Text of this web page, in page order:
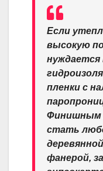
Если
высокую
нуждается
пленки с
Финишным
стать
фанерой,